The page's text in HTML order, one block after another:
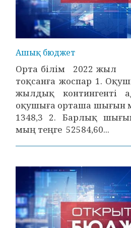
Ашық бюджет
Орта білім 2022
тоқсанға жоспар 1.
жылдық контингенті
оқушыға орташа шығын
1348,3 2. Барлық
мың теңге 52584,60...